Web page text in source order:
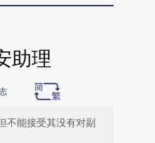
助理
不能接受其没有对副